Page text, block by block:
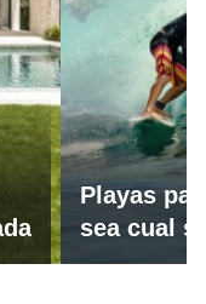
Playas
sea cual